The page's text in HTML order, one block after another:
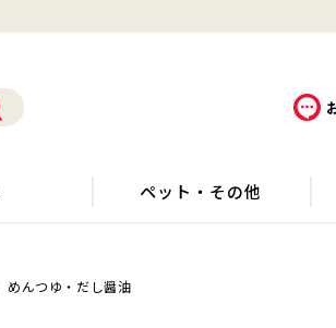
ペット・その他
めんつゆ・だし醤油